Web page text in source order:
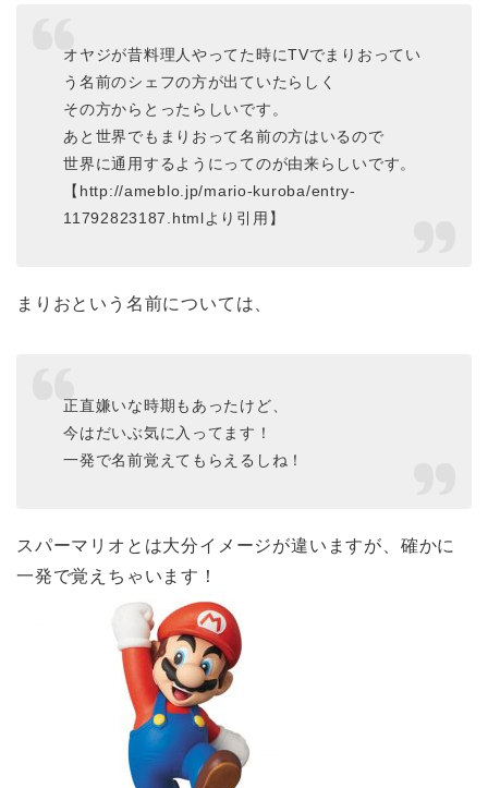
オヤジが昔料理人やってた時にTVでまりおってい
う名前のシェフの方が出ていたらしく
その方からとったらしいです。
あと世界でもまりおって名前の方はいるので
世界に通用するようにってのが由来らしいです。
【http://ameblo.jp/mario-kuroba/entry-
11792823187.htmlより引用】
まりおという名前については、
正直嫌いな時期もあったけど、
今はだいぶ気に入ってます！
一発で名前覚えてもらえるしね！
スパーマリオとは大分イメージが違いますが、確かに
一発で覚えちゃいます！